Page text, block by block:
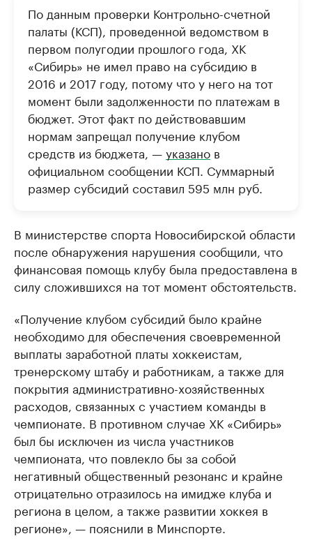
По данным проверки Контрольно-счетной
палаты (КСП), проведенной ведомством в
первом полугодии прошлого года, ХК
«Сибирь» не имел право на субсидию в
2016 и 2017 году, потому что у него на тот
момент были задолженности по платежам в
бюджет. Этот факт по действовавшим
нормам запрещал получение клубом
средств из бюджета, —указано в
официальном сообщении КСП. Суммарный
размер субсидий составил 595 млн руб.
В министерстве спорта Новосибирской области
после обнаружения нарушения сообщили, что
финансовая помощь клубу была предоставлена в
силу сложившихся на тот момент обстоятельств.
«Получение клубом субсидий было крайне
необходимо для обеспечения своевременной
выплаты заработной платы хоккеистам,
тренерскому штабу и работникам, а также для
покрытия административно-хозяйственных
расходов, связанных с участием команды в
чемпионате. В противном случае ХК «Сибирь»
был бы исключен из числа участников
чемпионата, что повлекло бы за собой
негативный общественный резонанс и крайне
отрицательно отразилось на имидже клуба и
региона в целом, а также развитии хоккея в
регионе», — пояснили в Минспорте.